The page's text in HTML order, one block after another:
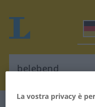
La vostra privacy è